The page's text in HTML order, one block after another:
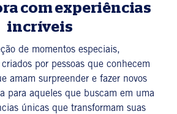
com experiências
incríveis
de momentos especiais,
por pessoas que conhecem
amam surpreender e fazer novos
para aqueles que buscam em uma
únicas que transformam suas